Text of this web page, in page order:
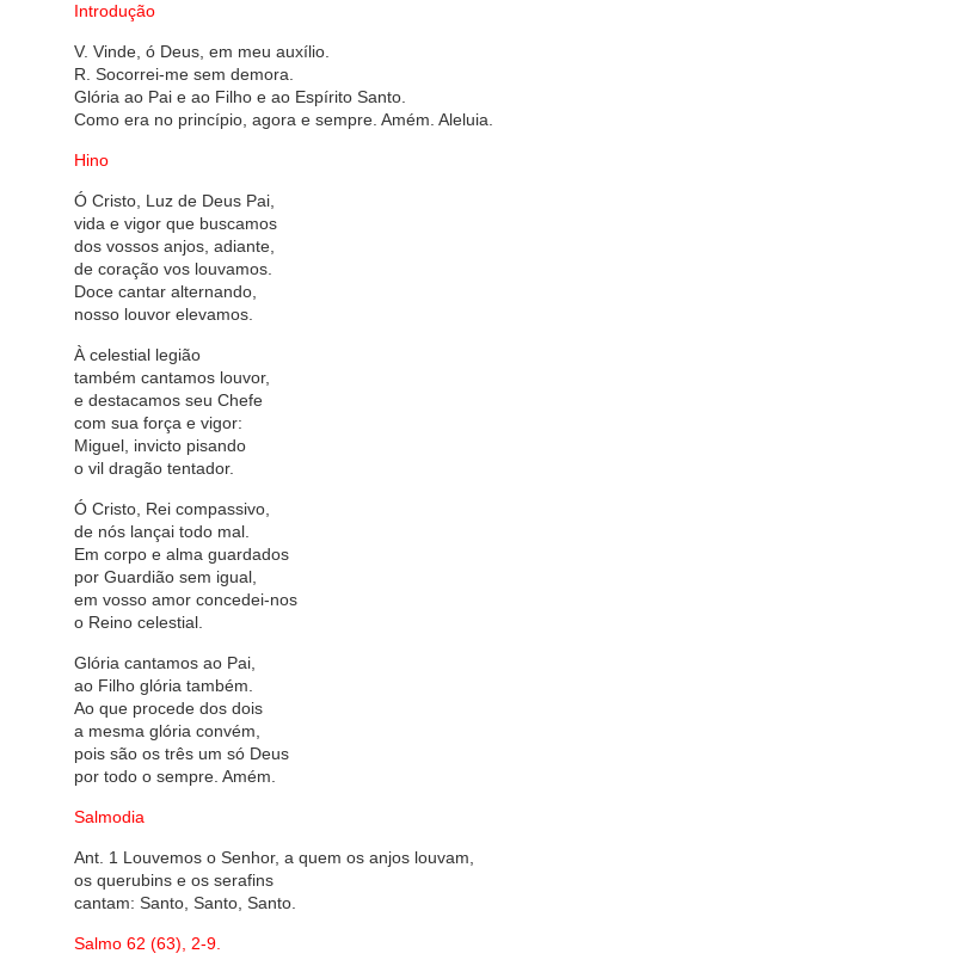
Introdução
V. Vinde, ó Deus, em meu auxílio.
R. Socorrei-me sem demora.
Glória ao Pai e ao Filho e ao Espírito Santo.
Como era no princípio, agora e sempre. Amém. Aleluia.
Hino
Ó Cristo, Luz de Deus Pai,
vida e vigor que buscamos
dos vossos anjos, adiante,
de coração vos louvamos.
Doce cantar alternando,
nosso louvor elevamos.
À celestial legião
também cantamos louvor,
e destacamos seu Chefe
com sua força e vigor:
Miguel, invicto pisando
o vil dragão tentador.
Ó Cristo, Rei compassivo,
de nós lançai todo mal.
Em corpo e alma guardados
por Guardião sem igual,
em vosso amor concedei-nos
o Reino celestial.
Glória cantamos ao Pai,
ao Filho glória também.
Ao que procede dos dois
a mesma glória convém,
pois são os três um só Deus
por todo o sempre. Amém.
Salmodia
Ant. 1 Louvemos o Senhor, a quem os anjos louvam,
os querubins e os serafins
cantam: Santo, Santo, Santo.
Salmo 62 (63), 2-9.